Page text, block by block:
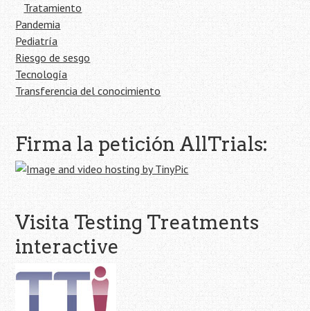
Tratamiento
Pandemia
Pediatría
Riesgo de sesgo
Tecnología
Transferencia del conocimiento
Firma la petición AllTrials:
Visita Testing Treatments
interactive